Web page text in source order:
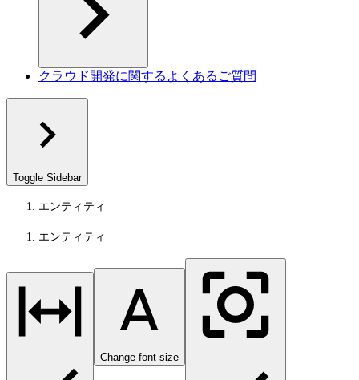
クラウド開発に関するよくあるご質問
Toggle Sidebar
エンティティ
エンティティ
Change font size